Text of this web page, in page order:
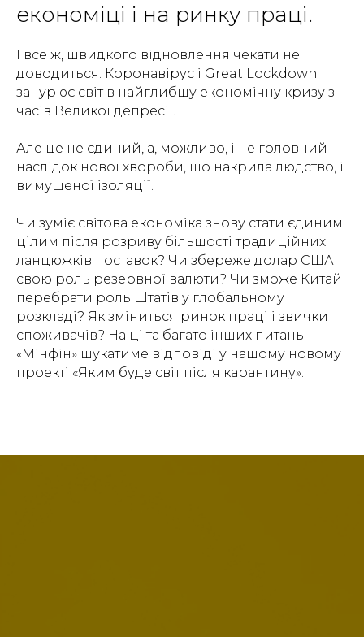
економіці і на ринку праці.
І все ж, швидкого відновлення чекати не
доводиться. Коронавірус і Great Lockdown
занурює світ в найглибшу економічну кризу з
часів Великої депресії.
Але це не єдиний, а, можливо, і не головний
наслідок нової хвороби, що накрила людство, і
вимушеної ізоляції.
Чи зуміє світова економіка знову стати єдиним
цілим після розриву більшості традиційних
ланцюжків поставок? Чи збереже долар США
свою роль резервної валюти? Чи зможе Китай
перебрати роль Штатів у глобальному
розкладі? Як зміниться ринок праці і звички
споживачів? На ці та багато інших питань
«Мінфін» шукатиме відповіді у нашому новому
проекті «Яким буде світ після карантину».